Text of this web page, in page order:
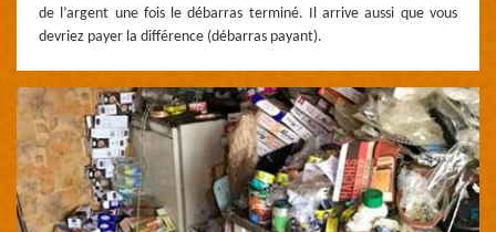
de l’argent une fois le débarras terminé. Il arrive aussi que vous
devriez payer la différence (débarras payant).